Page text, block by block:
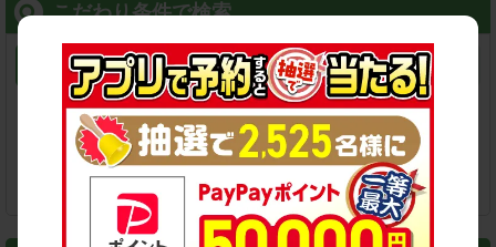
こだわり条件で検索
店舗名 駅名 新幹線名 空港名
検索